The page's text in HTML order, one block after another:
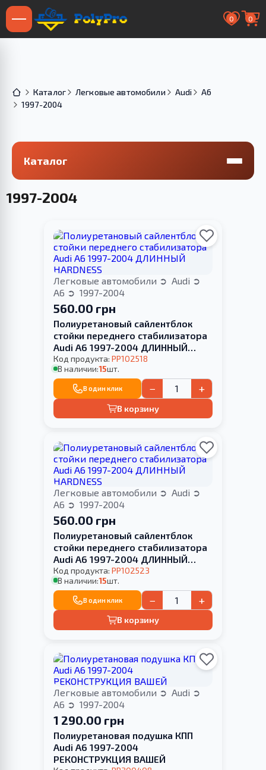
0 0
Каталог Легковые автомобили Audi
A6
1997-2004
Каталог
1997-2004
Легковые автомобили
Audi
A6
1997-2004
560.00 грн
Полиуретановый сайлентблок
стойки переднего стабилизатора
Audi A6 1997-2004 ДЛИННЫЙ
HARDNESS
Код продукта: PP102518
В наличии:15шт.
В один клик − +
В корзину
Легковые автомобили
Audi
A6
1997-2004
560.00 грн
Полиуретановый сайлентблок
стойки переднего стабилизатора
Audi A6 1997-2004 ДЛИННЫЙ
HARDNESS
Код продукта: PP102523
В наличии:15шт.
В один клик − +
В корзину
Легковые автомобили
Audi
A6
1997-2004
1 290.00 грн
Полиуретановая подушка КПП
Audi A6 1997-2004
РЕКОНСТРУКЦИЯ ВАШЕЙ